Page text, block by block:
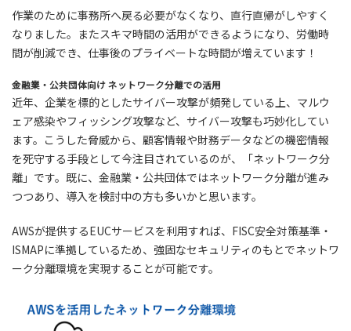
作業のために事務所へ戻る必要がなくなり、直行直帰がしやすく
なりました。またスキマ時間の活用ができるようになり、労働時
間が削減でき、仕事後のプライベートな時間が増えています！
金融業・公共団体向け ネットワーク分離での活用
近年、企業を標的としたサイバー攻撃が頻発している上、マルウ
ェア感染やフィッシング攻撃など、サイバー攻撃も巧妙化してい
ます。こうした脅威から、顧客情報や財務データなどの機密情報
を死守する手段として今注目されているのが、「ネットワーク分
離」です。既に、金融業・公共団体ではネットワーク分離が進み
つつあり、導入を検討中の方も多いかと思います。
AWSが提供するEUCサービスを利用すれば、FISC安全対策基準・
ISMAPに準拠しているため、強固なセキュリティのもとでネットワ
ーク分離環境を実現することが可能です。